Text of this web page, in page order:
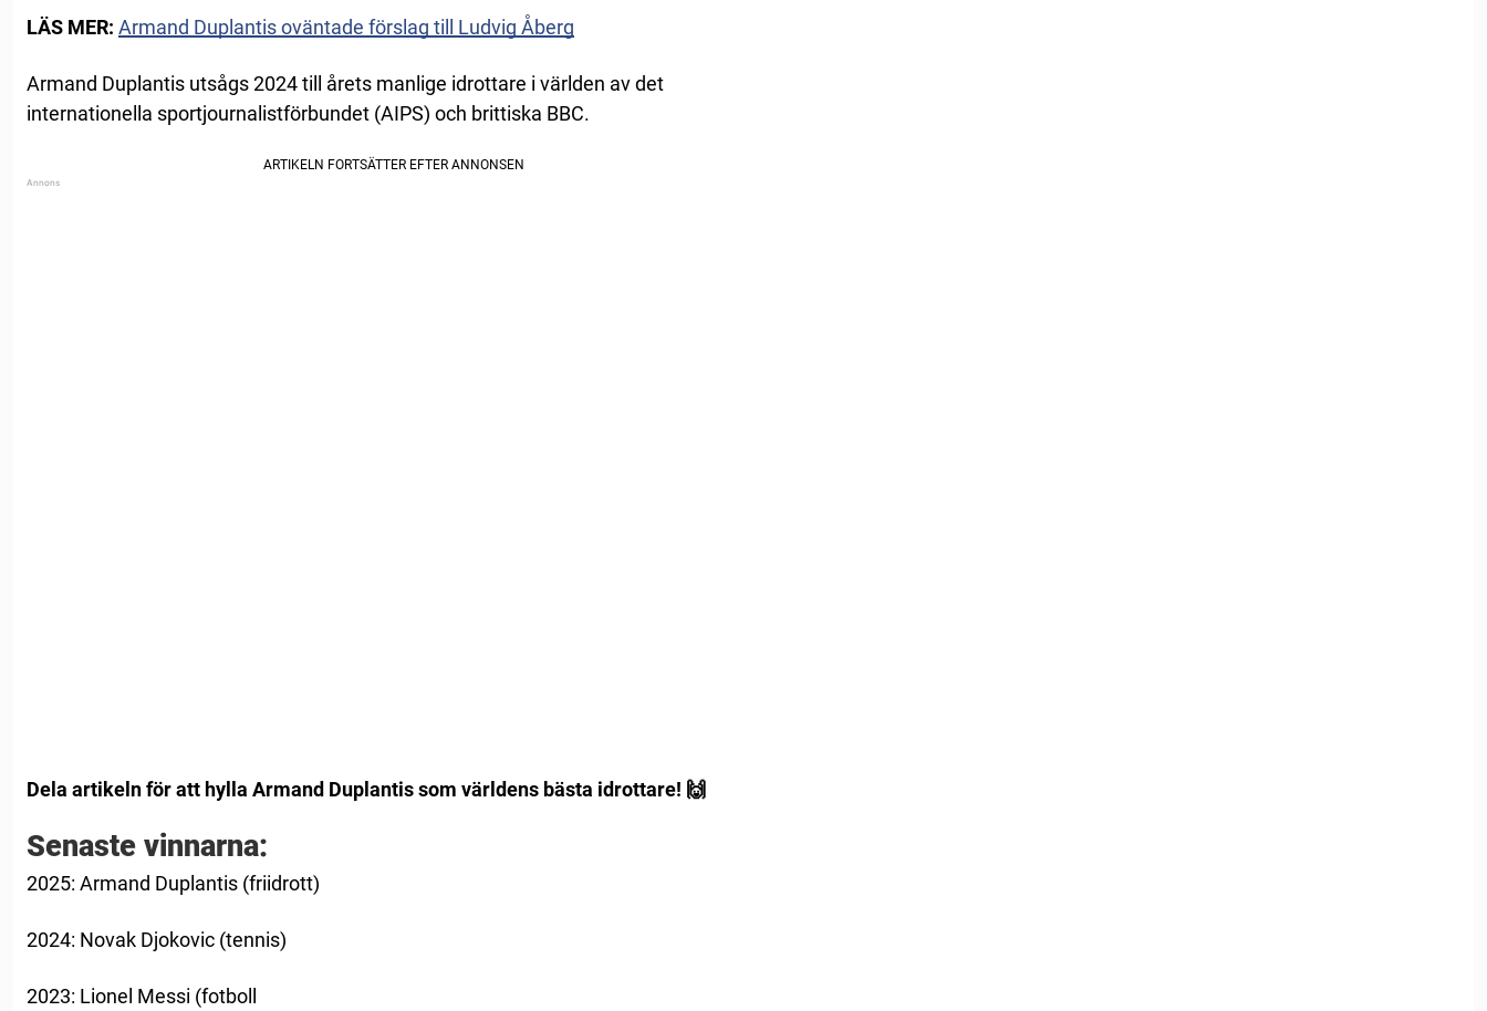
LÄS MER: Armand Duplantis oväntade förslag till Ludvig Åberg
Armand Duplantis utsågs 2024 till årets manlige idrottare i världen av det
internationella sportjournalistförbundet (AIPS) och brittiska BBC.
Dela artikeln för att hylla Armand Duplantis som världens bästa idrottare! 🙌
Senaste vinnarna:
2025: Armand Duplantis (friidrott)
2024: Novak Djokovic (tennis)
2023: Lionel Messi (fotboll